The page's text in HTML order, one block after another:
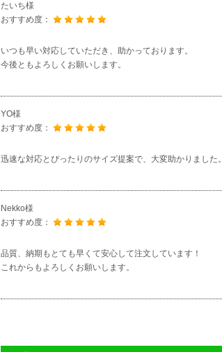
たいち様
おすすめ度：
いつも早い対応していただき、助かっております。
今後ともよろしくお願いします。
YO様
おすすめ度：
迅速な対応とぴったりのサイズ提案で、大変助かりました。
Nekko様
おすすめ度：
品質、納期もとても早くて安心して注文しています！
これからもよろしくお願いします。